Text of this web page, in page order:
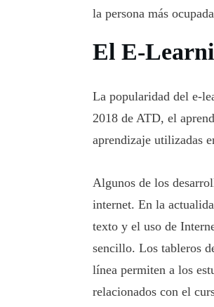
la persona más
El E-
La popularidad del e-
2018 de ATD, el
aprendizaje utilizadas
Algunos de los
internet. En la
texto y el uso de
sencillo. Los tableros
línea permiten a los
relacionados con el